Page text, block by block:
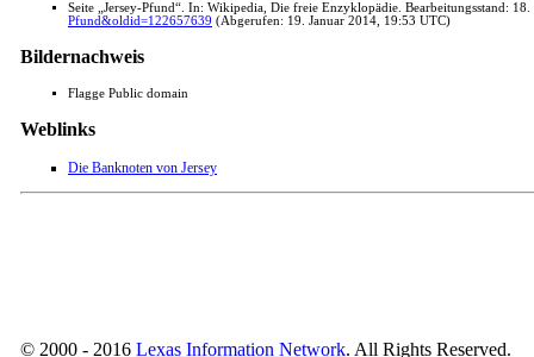
Seite „Jersey-Pfund“. In: Wikipedia, Die freie Enzyklopädie. Bearbeitungsstand:
Pfund&oldid=122657639 (Abgerufen: 19. Januar 2014, 19:53 UTC)
Bildernachweis
Flagge Public domain
Weblinks
Die Banknoten von Jersey
© 2000 - 2016 Lexas Information Network. All Rights Reserved.